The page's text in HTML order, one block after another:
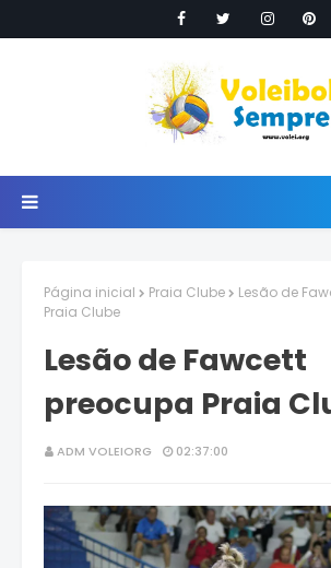
Página inicial Praia Clube
Lesão de
Praia Clube
Lesão de Fawcett
preocupa Praia
ADM VOLEIORG 02:37:00